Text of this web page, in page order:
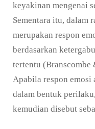
keyakinan mengenai
Sementara itu, dalam
merupakan respon
berdasarkan
tertentu (Branscombe
Apabila respon
dalam bentuk
kemudian disebut